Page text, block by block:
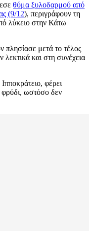
θύμα ξυλοδαρμού από
(9/12), περιγράφουν τη
λύκειο στην Κάτω
μετά το τέλος
λεκτικά και στη συνέχεια
φέρει
ωστόσο δεν